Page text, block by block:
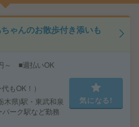
ゃんのお散歩付き添いも
～ ■週払いOK
もOK！）
木県)駅・東武和泉
ーク駅など勤務
気になる!